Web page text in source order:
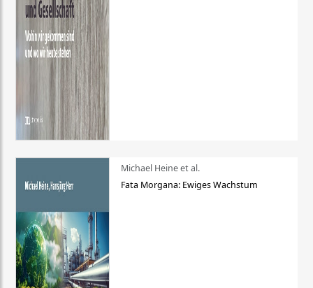
Michael Heine et al.
Fata Morgana: Ewiges Wachstum